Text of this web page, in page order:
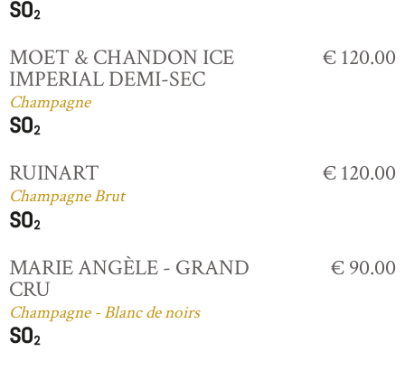
MOET & CHANDON ICE
IMPERIAL DEMI-SEC
Champagne
€ 120.00
RUINART
Champagne Brut
€ 120.00
MARIE ANGÈLE - GRAND
CRU
Champagne - Blanc de noirs
€ 90.00